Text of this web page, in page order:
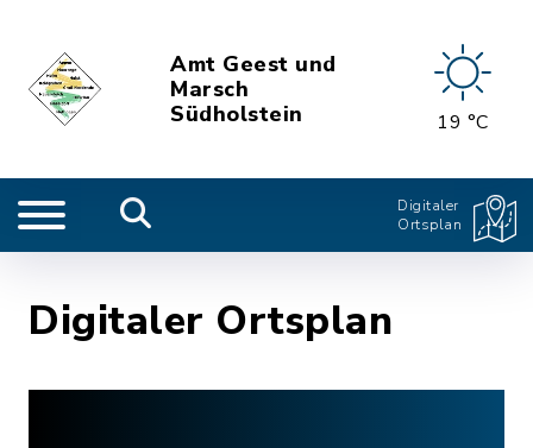
Amt Geest und
Marsch
Südholstein
19 °C
Digitaler
Ortsplan
Digitaler Ortsplan